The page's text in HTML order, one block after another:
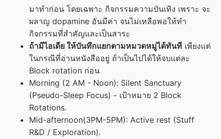
มาทำก่อน โดยเฉพาะ กิจกรรมความบันเทิง เพราะ จะ
ผลาญ dopamine อันมีค่า จนไม่เหลือพอให้ทำ
กิจกรรมที่สำคัญและเป็นสาระ
ถ้ามีไอเดีย ให้บันทึกแยกตามหมวดหมู่ได้ทันทีเพียงแต่
ในกรณีที่อ่านหนังสืออยู่ ถ้าเป็นไปได้ให้จบแต่ละ
Block rotation ก่อน
Morning (2 AM - Noon): Silent Sanctuary
(Pseudo-Sleep Focus) - เป้าหมาย 2 Block
Rotations.
Mid-afternoon(3PM-5PM): Active rest (Stuff
R&D / Exploration).